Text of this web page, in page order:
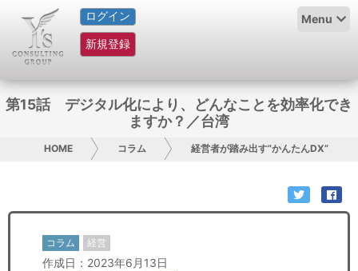
ログイン
新規登録
Menu
HOME
サービス紹介
コラム
お問い合わせ
日本人にPR
第15話 デジタル化により、どんなことを効率化でき
ますか？／台湾
HOME コラム 経営者が踏み出す”かんたんDX”
コラム 経営
作成日：2023年6月13日